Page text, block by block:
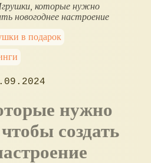
которые нужно
новогоднее настроение
в подарок
создать